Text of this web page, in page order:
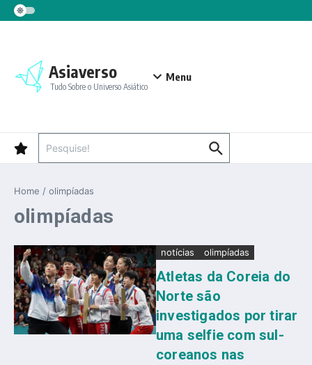
Ir para o conteúdo
Asiaverso
Tudo Sobre o Universo Asiático
Menu
Home / olimpíadas
olimpíadas
notícias olimpíadas
Atletas da Coreia do
Norte são
investigados por tirar
uma selfie com sul-
coreanos nas